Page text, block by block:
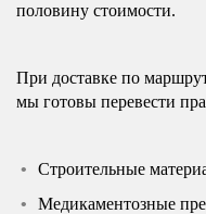
половину стоимости.
При доставке по
мы готовы перевести
Строительные
Медикаментозные